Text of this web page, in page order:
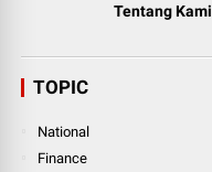
Tentang Kami
TOPIC
National
Finance